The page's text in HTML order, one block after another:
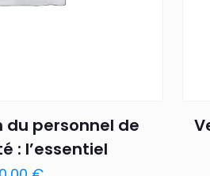
du personnel de
: l’essentiel